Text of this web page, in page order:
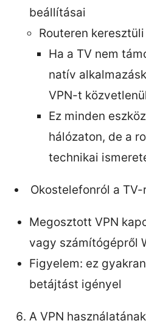
beállításai
Routeren
Ha a TV nem
natív
VPN-t
Ez minden
hálózaton, de a
technikai
Okostelefonról a
Megosztott VPN
vagy számítógépről
Figyelem: ez
betájtást igényel
A VPN